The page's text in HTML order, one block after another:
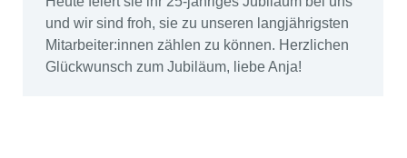
und wir sind froh, sie zu unseren langjährigsten
Mitarbeiter:innen zählen zu können. Herzlichen
Glückwunsch zum Jubiläum, liebe Anja!